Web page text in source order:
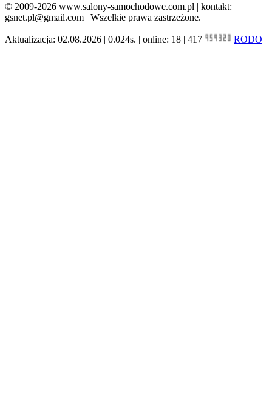
© 2009-2026 www.salony-samochodowe.com.pl | kontakt:
gsnet.pl@gmail.com | Wszelkie prawa zastrzeżone.
Aktualizacja: 02.08.2026 | 0.024s. | online: 18 | 417 RODO